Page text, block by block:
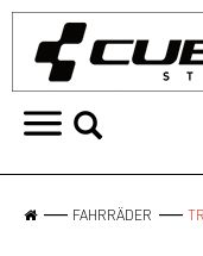
FAHRRÄDER